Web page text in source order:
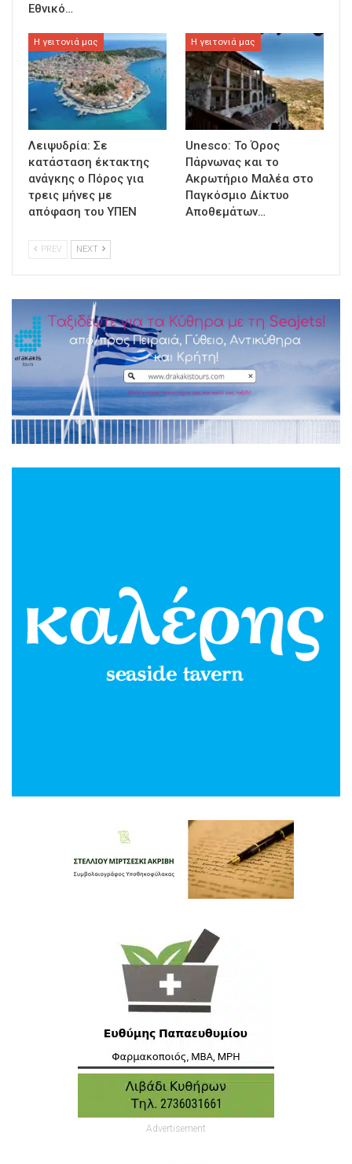
Εθνικό…
Η γειτονιά μας
Λειψυδρία: Σε
κατάσταση έκτακτης
ανάγκης ο Πόρος για
τρεις μήνες με
απόφαση του ΥΠΕΝ
Η γειτονιά μας
Unesco: Το Όρος
Πάρνωνας και το
Ακρωτήριο Μαλέα στο
Παγκόσμιο Δίκτυο
Αποθεμάτων…
PREV NEXT
Advertisement